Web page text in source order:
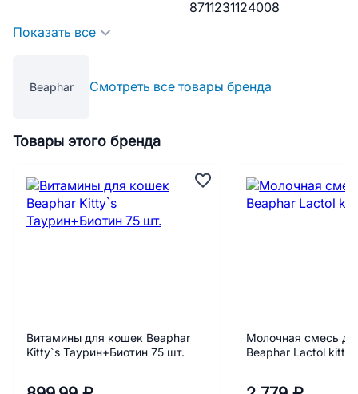
8711231124008
Показать все
Beaphar Смотреть все товары бренда
Товары этого бренда
Витамины для кошек Beaphar
Kitty`s Таурин+Биотин 75 шт.
Молочная смесь
Beaphar Lactol kitty